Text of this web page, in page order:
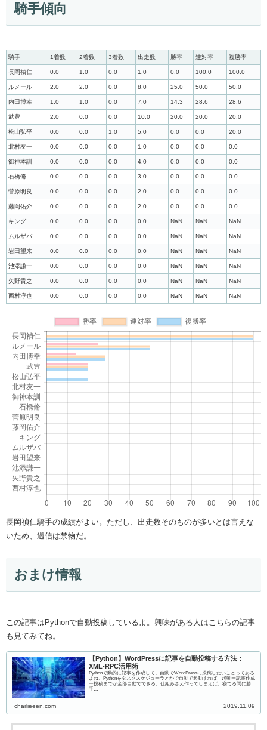
騎手傾向
騎手 1着数 2着数 3着数 出走数 勝率 連対率 複勝率
長岡禎仁 0.0 1.0 0.0 1.0 0.0 100.0 100.0
ルメール 2.0 2.0 0.0 8.0 25.0 50.0 50.0
内田博幸 1.0 1.0 0.0 7.0 14.3 28.6 28.6
武豊 2.0 0.0 0.0 10.0 20.0 20.0 20.0
松山弘平 0.0 0.0 1.0 5.0 0.0 0.0 20.0
北村友一 0.0 0.0 0.0 1.0 0.0 0.0 0.0
御神本訓 0.0 0.0 0.0 4.0 0.0 0.0 0.0
石橋脩 0.0 0.0 0.0 3.0 0.0 0.0 0.0
菅原明良 0.0 0.0 0.0 2.0 0.0 0.0 0.0
藤岡佑介 0.0 0.0 0.0 2.0 0.0 0.0 0.0
キング 0.0 0.0 0.0 0.0 NaN NaN NaN
ムルザバ 0.0 0.0 0.0 0.0 NaN NaN NaN
岩田望来 0.0 0.0 0.0 0.0 NaN NaN NaN
池添謙一 0.0 0.0 0.0 0.0 NaN NaN NaN
矢野貴之 0.0 0.0 0.0 0.0 NaN NaN NaN
西村淳也 0.0 0.0 0.0 0.0 NaN NaN NaN
長岡禎仁騎手の成績がよい。ただし、出走数そのものが多いとは言えな
いため、過信は禁物だ。
おまけ情報
この記事はPythonで自動投稿しているよ。興味がある人はこちらの記事
も見てみてね。
【Python】WordPressに記事を自動投稿する方法：
XML-RPC活用術
Pythonで動的に記事を作成して、自動でWordPressに投稿したいことってある
よね。Pythonをタスクスケジューラとかで自動で起動すれば、起動ー記事作成
ー投稿までが全部自動でできる。仕組みさえ作ってしまえば、寝てる間に勝
手…
charlieeen.com 2019.11.09